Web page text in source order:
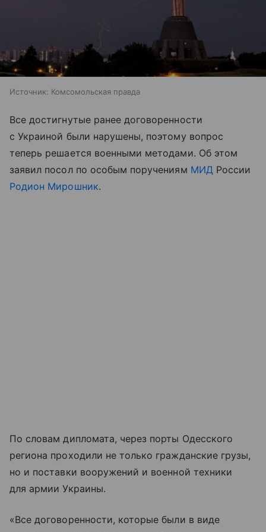
Источник: Комсомольская правда
Все достигнутые ранее договоренности
с Украиной были нарушены, поэтому вопрос
теперь решается военными методами. Об этом
заявил посол по особым поручениям МИДРоссии
Родион Мирошник.
По словам дипломата, через порты Одесского
региона проходили не только гражданские грузы,
но и поставки вооружений и военной техники
для армии Украины.
«Все договоренности, которые были в виде